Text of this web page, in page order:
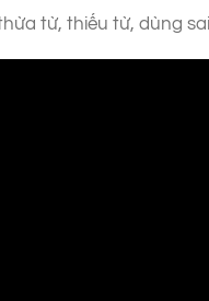
từ, thiếu từ, dùng